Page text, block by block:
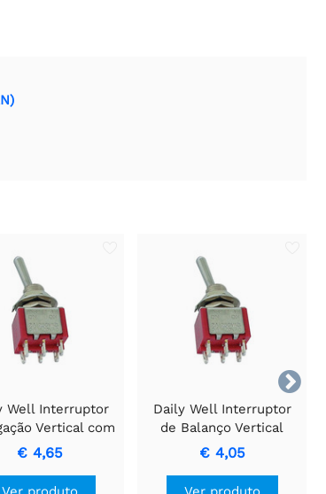

Well Interruptor
Vertical com
DPDT
€ 4,65
Daily Well Interruptor
de Balanço Vertical
DPDT Liga-Desliga-Liga
€ 4,05